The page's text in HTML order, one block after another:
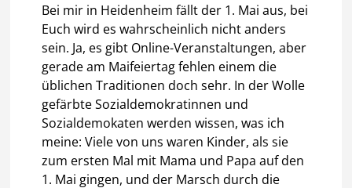
Bei mir in Heidenheim fällt der 1. Mai aus, bei
Euch wird es wahrscheinlich nicht anders
sein. Ja, es gibt Online-Veranstaltungen, aber
gerade am Maifeiertag fehlen einem die
üblichen Traditionen doch sehr. In der Wolle
gefärbte Sozialdemokratinnen und
Sozialdemokaten werden wissen, was ich
meine: Viele von uns waren Kinder, als sie
zum ersten Mal mit Mama und Papa auf den
1. Mai gingen, und der Marsch durch die